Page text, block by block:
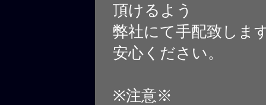
頂けるよう
弊社にて手配致しま
安心ください。
※注意※